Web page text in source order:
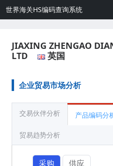
世界海关HS编码查询系统
JIAXING ZHENGAO
LTD
英国
企业贸易市场分析
交易伙伴分析 产品编码分
贸易趋势分析
采购
供应